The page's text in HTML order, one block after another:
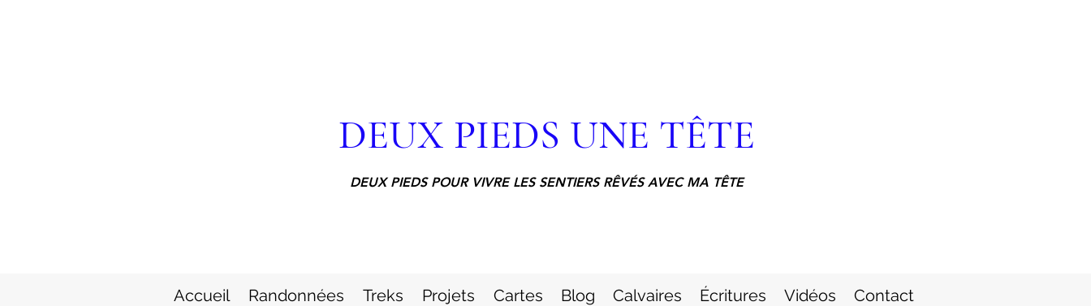
DEUX PIEDS UNE TÊTE
DEUX PIEDS POUR VIVRE LES SENTIERS RÊVÉS AVEC MA TÊTE
Accueil Randonnées Treks Projets Cartes Blog Calvaires Écritures Vidéos Contact